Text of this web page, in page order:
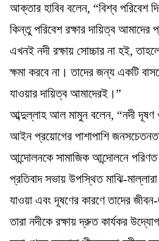
আক্তার হাবিব বলেন, “বিশ্ব পরিবেশ
কিন্তু পরিবেশ রক্ষার দায়িত্ব আমাদের
এখনই নদী রক্ষায় সোচ্চার না হই,
ক্ষমা করবে না। তাদের জন্য একটি
যাওয়ার দায়িত্ব আমাদেরই।”
আব্দুল্লাহ আল মামুন বলেন, “নদী দূষণ
আইন প্রয়োগের পাশাপাশি জনসচেতনতা
আন্দোলনকে সামাজিক আন্দোলনে
প্রতিবাদ সভায় উপস্থিত মাঝি-
যাওয়া এবং দূষণের কারণে তাদের
তারা নদীকে রক্ষায় দ্রুত কার্যকর